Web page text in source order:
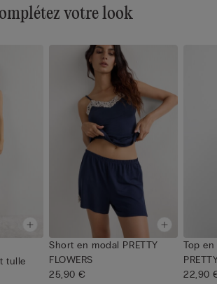
votre look
tulle
Short en modal PRETTY
FLOWERS
25,90 €
Top
22,90